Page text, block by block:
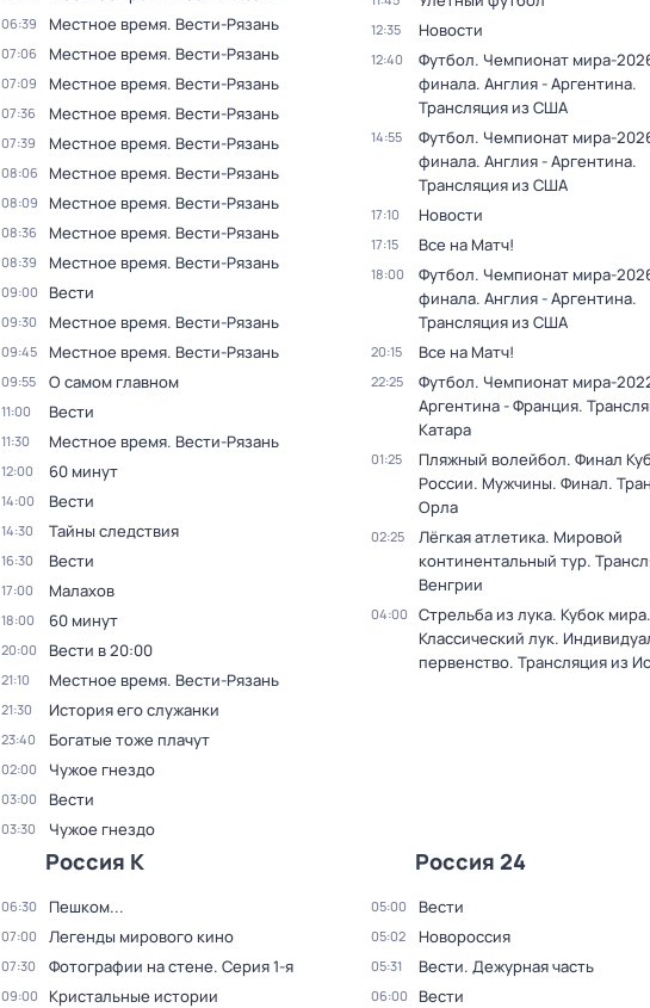
06:39 Местное время. Вести-Рязань
07:06 Местное время. Вести-Рязань
07:09 Местное время. Вести-Рязань
07:36 Местное время. Вести-Рязань
07:39 Местное время. Вести-Рязань
08:06 Местное время. Вести-Рязань
08:09 Местное время. Вести-Рязань
08:36 Местное время. Вести-Рязань
08:39 Местное время. Вести-Рязань
09:00 Вести
09:30 Местное время. Вести-Рязань
09:45 Местное время. Вести-Рязань
09:55 О самом главном
11:00 Вести
11:30 Местное время. Вести-Рязань
12:00 60 минут
14:00 Вести
14:30 Тайны следствия
16:30 Вести
17:00 Малахов
18:00 60 минут
20:00 Вести в 20:00
21:10 Местное время. Вести-Рязань
21:30 История его служанки
23:40 Богатые тоже плачут
02:00 Чужое гнездо
03:00 Вести
03:30 Чужое гнездо
12:35 Новости
12:40
Футбол. Чемпионат мира-
финала. Англия - Аргентина.
Трансляция из США
14:55
Футбол. Чемпионат мира-
финала. Англия - Аргентина.
Трансляция из США
17:10 Новости
17:15 Все на Матч!
18:00
Футбол. Чемпионат мира-
финала. Англия - Аргентина.
Трансляция из США
20:15 Все на Матч!
22:25
Футбол. Чемпионат мира-
Аргентина - Франция.
Катара
01:25
Пляжный волейбол. Финал
России. Мужчины. Финал.
Орла
02:25
Лёгкая атлетика. Мировой
континентальный тур.
Венгрии
04:00
Стрельба из лука. Кубок мира.
Классический лук.
первенство. Трансляция из
Россия К
06:30 Пешком...
07:00 Легенды мирового кино
07:30 Фотографии на стене. Серия 1-я
09:00 Кристальные истории
Россия 24
05:00 Вести
05:02 Новороссия
05:31 Вести. Дежурная часть
06:00 Вести